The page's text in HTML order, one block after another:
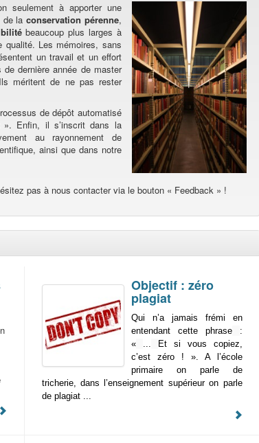
seulement à apporter une
de laconservation pérenne,
beaucoup plus larges à
qualité. Les mémoires, sans
un travail et un effort
dernière année de master
méritent de ne pas rester
de dépôt automatisé
Enfin, il s’inscrit dans la
au rayonnement de
ainsi que dans notre
pas à nous contacter via le bouton « Feedback » !
Objectif : zéro
plagiat
Qui n’a jamais frémi en
entendant cette phrase
:
«
...
Et si vous copiez,
c’est zéro ! ». A l’école
primaire on parle de
tricherie, dans l’enseignement supérieur on parle
de plagiat ...